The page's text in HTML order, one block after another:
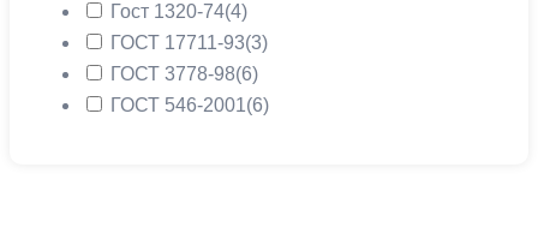
Гост 1320-74(4)
ГОСТ 17711-93(3)
ГОСТ 3778-98(6)
ГОСТ 546-2001(6)